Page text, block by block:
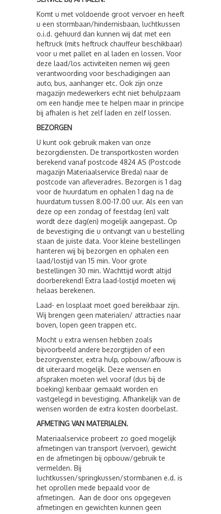
Komt u met voldoende groot vervoer en heeft
u een stormbaan/hindernisbaan, luchtkussen
o.i.d. gehuurd dan kunnen wij dat met een
heftruck (mits heftruck chauffeur beschikbaar)
voor u met pallet en al laden en lossen. Voor
deze laad/los activiteiten nemen wij geen
verantwoording voor beschadigingen aan
auto, bus, aanhanger etc. Ook zijn onze
magazijn medewerkers echt niet behulpzaam
om een handje mee te helpen maar in principe
bij afhalen is het zelf laden en zelf lossen.
BEZORGEN
U kunt ook gebruik maken van onze
bezorgdiensten. De transportkosten worden
berekend vanaf postcode 4824 AS (Postcode
magazijn Materiaalservice Breda) naar de
postcode van afleveradres. Bezorgen is 1 dag
voor de huurdatum en ophalen 1 dag na de
huurdatum tussen 8.00-17.00 uur. Als een van
deze op een zondag of feestdag (en) valt
wordt deze dag(en) mogelijk aangepast. Op
de bevestiging die u ontvangt van u bestelling
staan de juiste data. Voor kleine bestellingen
hanteren wij bij bezorgen en ophalen een
laad/lostijd van 15 min. Voor grote
bestellingen 30 min. Wachttijd wordt altijd
doorberekend! Extra laad-lostijd moeten wij
helaas berekenen.
Laad- en losplaat moet goed bereikbaar zijn.
Wij brengen geen materialen/ attracties naar
boven, lopen geen trappen etc.
Mocht u extra wensen hebben zoals
bijvoorbeeld andere bezorgtijden of een
bezorgvenster, extra hulp, opbouw/afbouw is
dit uiteraard mogelijk. Deze wensen en
afspraken moeten wel vooraf (dus bij de
boeking) kenbaar gemaakt worden en
vastgelegd in bevestiging. Afhankelijk van de
wensen worden de extra kosten doorbelast.
AFMETING VAN MATERIALEN.
Materiaalservice probeert zo goed mogelijk
afmetingen van transport (vervoer), gewicht
en de afmetingen bij opbouw/gebruik te
vermelden. Bij
luchtkussen/springkussen/stormbanen e.d. is
het oprollen mede bepaald voor de
afmetingen. Aan de door ons opgegeven
afmetingen en gewichten kunnen geen